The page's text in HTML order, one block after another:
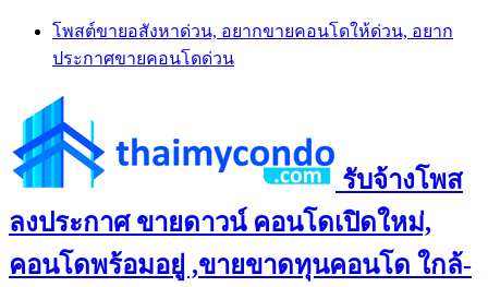
Skip
content
โพสต์ขายอสังหาด่วน, อยากขายคอนโดให้ด่วน, อยาก
ประกาศขายคอนโดด่วน
รับจ้างโพส
ลงประกาศ ขายดาวน์ คอนโดเปิดใหม่,
คอนโดพร้อมอยู่ ,ขายขาดทุนคอนโด ใกล้-